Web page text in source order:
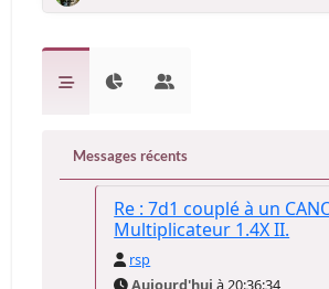
Messages récents
Re : 7d1 couplé à un
Multiplicateur 1.4X II.
rsp
Aujourd'hui à 20:36:34